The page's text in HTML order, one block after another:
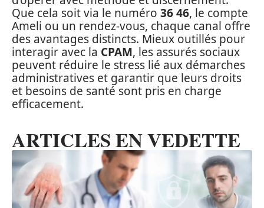
Que cela soit via le numéro 36 46, le compte
Ameli ou un rendez-vous, chaque canal offre
des avantages distincts. Mieux outillés pour
interagir avec la CPAM, les assurés sociaux
peuvent réduire le stress lié aux démarches
administratives et garantir que leurs droits
et besoins de santé sont pris en charge
efficacement.
ARTICLES EN VEDETTE